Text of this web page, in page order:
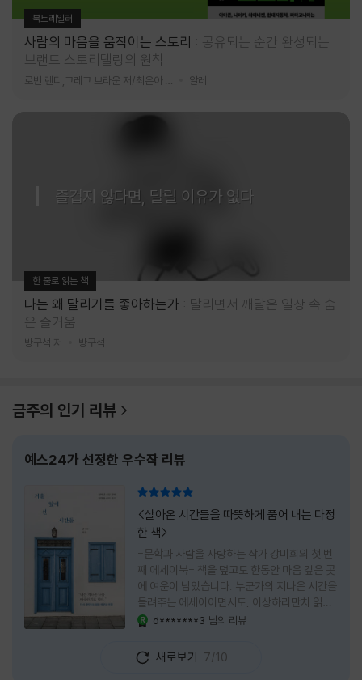
북트레일러
사람의 마음을 움직이는 스토리
공유되는 순간 완성되는
브랜드 스토리텔링의 원칙
알레
즐겁지 않다면, 달릴 이유가 없다
한 줄로 읽는 책
나는 왜 달리기를 좋아하는가
달리면서 깨달은 일상 속 숨
은 즐거움
방구석 저 방구석
금주의 인기 리뷰
예스24가 선정한 우수작 리뷰
<살아온 시간들을 따뜻하게 품어 내는 다정
한 책>
-문학과 사람을 사랑하는 작가 강미희의 첫 번
째 에세이북- 책을 덮고도 한동안 마음 깊은 곳
에 여운이 남았습니다. 누군가의 지나온 시간을
들려주는 에세이이면서도, 이상하리만치 읽는
사람 자신의 삶을 다시 돌아보게 만드는 책이었
으로 머물지 않고, 각자의 상처와 후회, 다 지나
온 줄 알았던 마음의 결을 가만히 비추는 거울
d*******3 님의 리뷰
새로보기 7/10